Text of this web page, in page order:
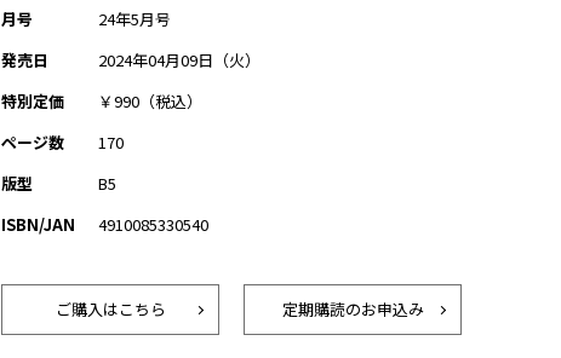
月号
24年5月号
発売日
2024年04月09日（火）
特別定価
￥990（税込）
ページ数
170
版型
B5
ISBN/JAN
4910085330540
ご購入はこちら 定期購読のお申込み